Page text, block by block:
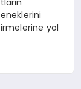
yol